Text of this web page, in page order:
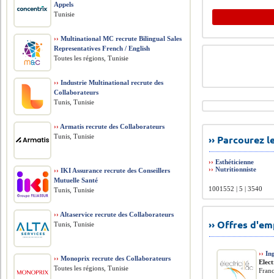
››
››Esthéticienne
››Nutritionniste
1001552 | 5 | 3540
›› Offres
››
Appels
Tunisie
›› Multinational MC recrute Bilingual Sales
Representatives French / English
Toutes les régions, Tunisie
›› Industrie Multinational recrute des
Collaborateurs
Tunis, Tunisie
›› Armatis recrute des Collaborateurs
Tunis, Tunisie
›› IKI Assurance recrute des Conseillers
Mutuelle Santé
Tunis, Tunisie
›› Altaservice recrute des Collaborateurs
Tunis, Tunisie
›› Monoprix recrute des Collaborateurs
Toutes les régions, Tunisie